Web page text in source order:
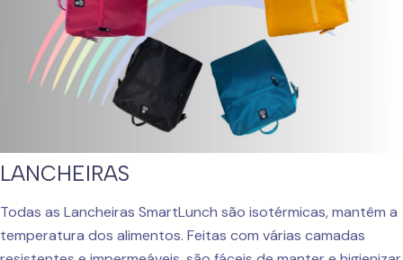
LANCHEIRAS
Todas as Lancheiras SmartLunch são isotérmicas, mantêm a
temperatura dos alimentos. Feitas com várias camadas